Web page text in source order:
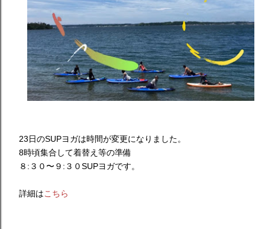
23日のSUPヨガは時間が変更になりました。
8時頃集合して着替え等の準備
８:３０〜９:３０SUPヨガです。
詳細はこちら